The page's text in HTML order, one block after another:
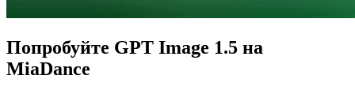
Попробуйте GPT Image 1.5 на
MiaDance